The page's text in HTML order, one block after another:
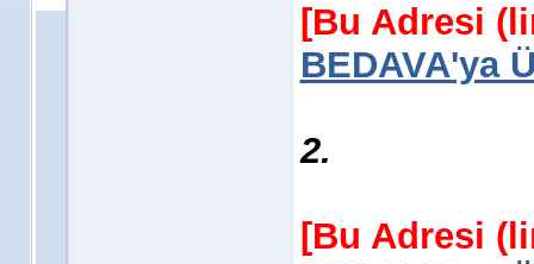
[Bu Adresi
BEDAVA'ya
2.
[Bu Adresi